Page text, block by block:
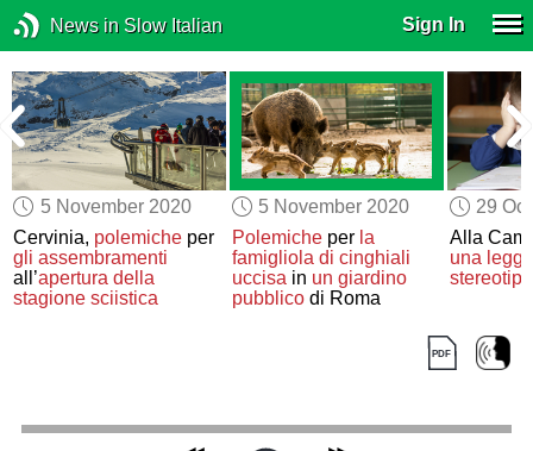
News in Slow Italian Sign In
5 November 2020
Cervinia, polemiche per
gli assembramenti
all’apertura della
stagione sciistica
5 November 2020
Polemicheper la
famigliola di cinghiali
uccisain un giardino
pubblicodi Roma
29
Alla
una legge
stereotipi